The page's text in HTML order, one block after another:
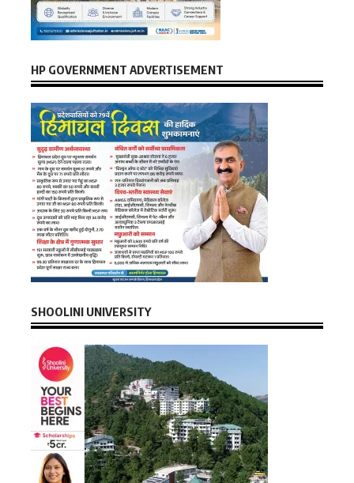
HP GOVERNMENT ADVERTISEMENT
SHOOLINI UNIVERSITY